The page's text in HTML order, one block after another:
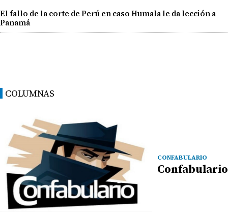
El fallo de la corte de Perú en caso Humala le da lección a
Panamá
COLUMNAS
CONFABULARIO
Confabulario